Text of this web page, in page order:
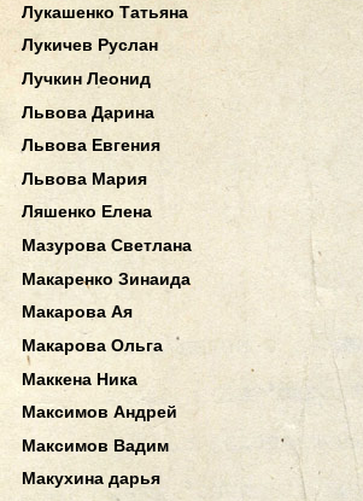
Лукашенко Татьяна
Лукичев Руслан
Лучкин Леонид
Львова Дарина
Львова Евгения
Львова Мария
Ляшенко Елена
Мазурова Светлана
Макаренко Зинаида
Макарова Ая
Макарова Ольга
Маккена Ника
Максимов Андрей
Максимов Вадим
Макухина дарья